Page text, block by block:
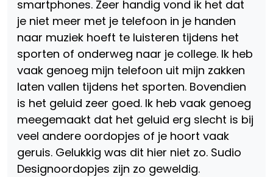
smartphones. Zeer handig vond ik het dat
je niet meer met je telefoon in je handen
naar muziek hoeft te luisteren tijdens het
sporten of onderweg naar je college. Ik heb
vaak genoeg mijn telefoon uit mijn zakken
laten vallen tijdens het sporten. Bovendien
is het geluid zeer goed. Ik heb vaak genoeg
meegemaakt dat het geluid erg slecht is bij
veel andere oordopjes of je hoort vaak
geruis. Gelukkig was dit hier niet zo. Sudio
Designoordopjes zijn zo geweldig.